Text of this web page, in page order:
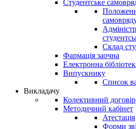
Студентське
Склад
Фармація заочна
Електронна
Випускнику
Список
Викладачу
Колективний договір
Методичний кабінет
Атестація
Форми